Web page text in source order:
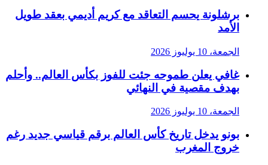
برشلونة يحسم التعاقد مع كريم أديمي بعقد طويل
الأمد
الجمعة، 10 يوليوز 2026
غافي يعلن طموحه جئت للفوز بكأس العالم.. وأحلم
بهدف مقصية في النهائي
الجمعة، 10 يوليوز 2026
بونو يدخل تاريخ كأس العالم برقم قياسي جديد رغم
خروج المغرب